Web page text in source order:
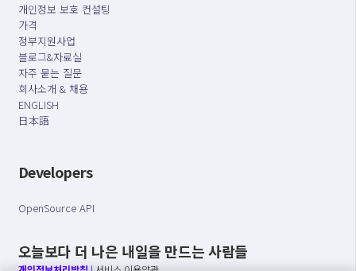
개인정보 보호 컨설팅
가격
정부지원사업
블로그&자료실
자주 묻는 질문
회사소개 & 채용
ENGLISH
日本語
Developers
OpenSource API
오늘보다 더 나은 내일을 만드는 사람들